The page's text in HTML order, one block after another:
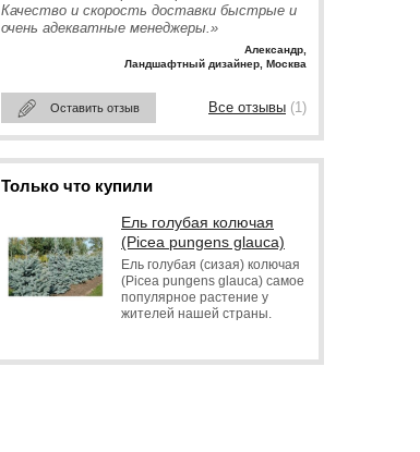
Качество и скорость доставки быстрые и
очень адекватные менеджеры.»
Александр
Ландшафтный дизайнер, Москва
Оставить отзыв Все отзывы (1)
Только что купили
Ель голубая колючая
(Picea pungens glauca)
Ель голубая (сизая) колючая
(Picea pungens glauca) самое
популярное растение у
жителей нашей страны.